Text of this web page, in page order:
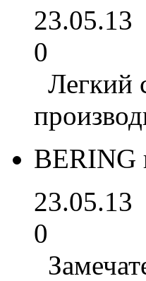
23.05.13
0
Легкий
BERING
23.05.13
0